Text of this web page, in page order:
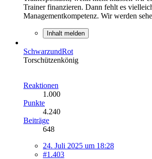
Trainer finanzieren. Dann fehlt es
Managementkompetenz. Wir werden
Inhalt melden
SchwarzundRot
Torschützenkönig
Reaktionen
1.000
Punkte
4.240
Beiträge
648
24. Juli 2025 um 18:28
#1.403